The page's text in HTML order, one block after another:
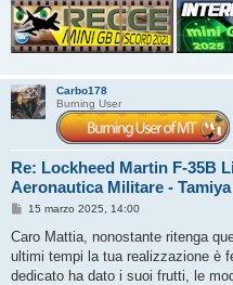
Carbo178
Burning User
Re: Lockheed Martin F-35B
Aeronautica Militare -
M
s
a
g
15 marzo 2025, 14:00
Caro Mattia, nonostante ritenga
ultimi tempi la tua realizzazione è
dedicato ha dato i suoi frutti, le